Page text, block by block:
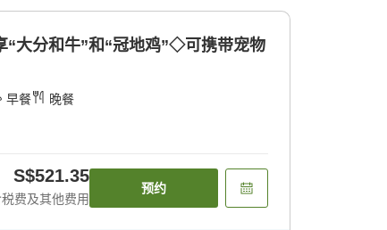
“大分和牛”和“冠地鸡”◇可携带宠物
早餐 晚餐
S$521.35
费及其他费用
预约